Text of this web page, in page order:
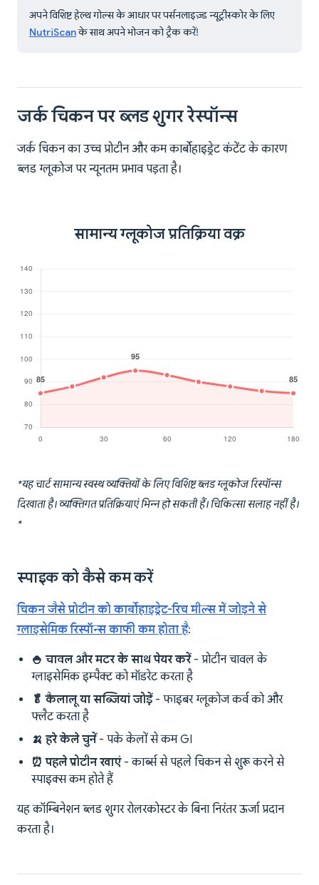
अपने विशिष्ट हेल्थ गोल्स के आधार पर पर्सनलाइज़्ड न्यूट्रीस्कोर के लिए
NutriScanके साथ अपने भोजन को ट्रैक करें!
जर्क चिकन पर ब्लड शुगर रेस्पॉन्स
जर्क चिकन का उच्च प्रोटीन और कम कार्बोहाइड्रेट कंटेंट के कारण
ब्लड ग्लूकोज पर न्यूनतम प्रभाव पड़ता है।
सामान्य ग्लूकोज प्रतिक्रिया वक्र
*यह चार्ट सामान्य स्वस्थ व्यक्तियों के लिए विशिष्ट ब्लड ग्लूकोज रिस्पॉन्स
दिखाता है। व्यक्तिगत प्रतिक्रियाएं भिन्न हो सकती हैं। चिकित्सा सलाह नहीं है।
*
स्पाइक को कैसे कम करें
चिकन जैसे प्रोटीन को कार्बोहाइड्रेट-रिच मील्स में जोड़ने से
ग्लाइसेमिक रिस्पॉन्स काफी कम होता है:
🍚 चावल और मटर के साथ पेयर करें- प्रोटीन चावल के
ग्लाइसेमिक इम्पैक्ट को मॉडरेट करता है
🥬 कैलालू या सब्जियां जोड़ें- फाइबर ग्लूकोज कर्व को और
फ्लैट करता है
🍌 हरे केले चुनें- पके केलों से कम GI
⏰ पहले प्रोटीन खाएं- कार्ब्स से पहले चिकन से शुरू करने से
स्पाइक्स कम होते हैं
यह कॉम्बिनेशन ब्लड शुगर रोलरकोस्टर के बिना निरंतर ऊर्जा प्रदान
करता है।